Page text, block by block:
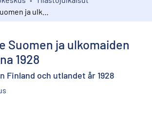
Suomen ja ulkomaiden
1928
Finland och utlandet år 1928